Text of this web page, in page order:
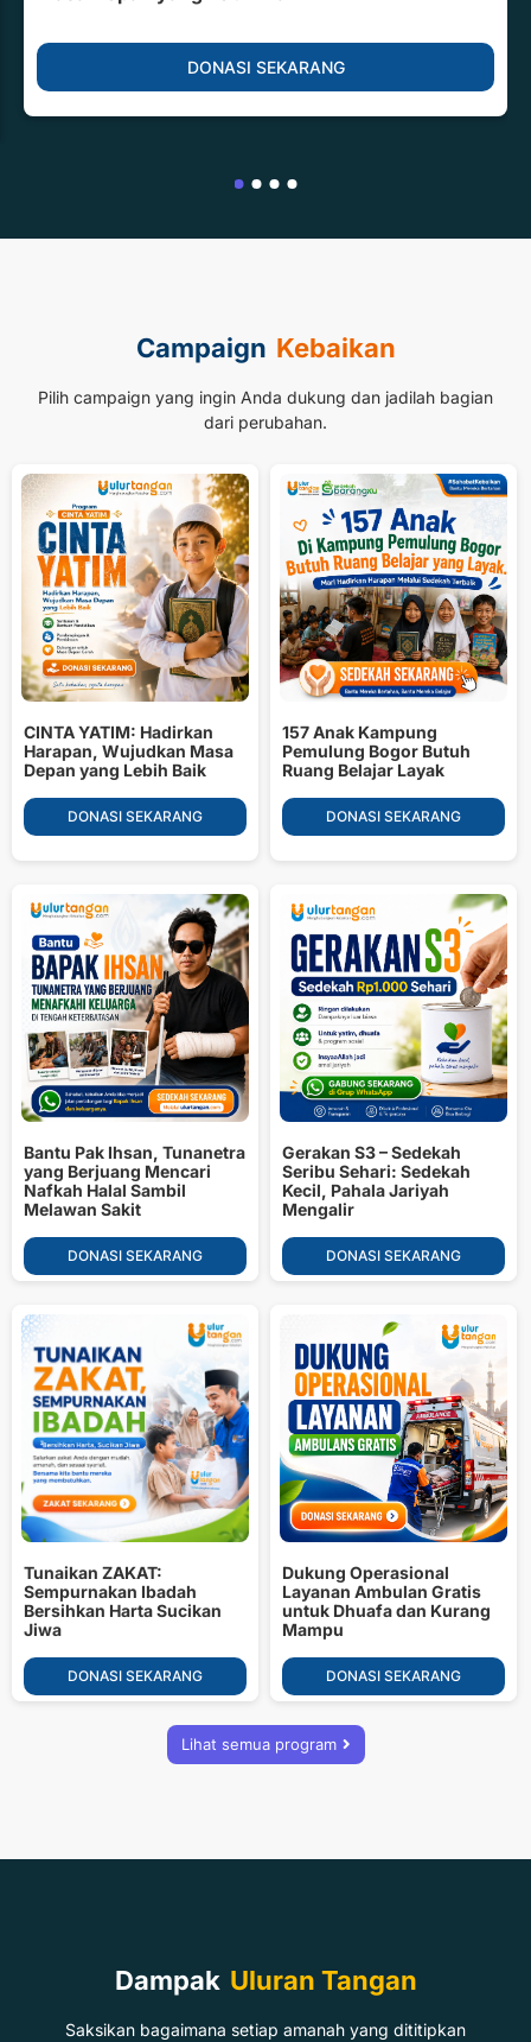
DONASI SEKARANG
Campaign Kebaikan
Pilih campaign yang ingin Anda dukung dan jadilah bagian
dari perubahan.
CINTA YATIM: Hadirkan
Harapan, Wujudkan Masa
Depan yang Lebih Baik
DONASI SEKARANG
157 Anak Kampung
Pemulung Bogor Butuh
Ruang Belajar Layak
DONASI SEKARANG
Bantu Pak Ihsan, Tunanetra
yang Berjuang Mencari
Nafkah Halal Sambil
Melawan Sakit
DONASI SEKARANG
Gerakan S3 – Sedekah
Seribu Sehari: Sedekah
Kecil, Pahala Jariyah
Mengalir
DONASI SEKARANG
Tunaikan ZAKAT:
Sempurnakan Ibadah
Bersihkan Harta Sucikan
Jiwa
DONASI SEKARANG
Dukung Operasional
Layanan Ambulan Gratis
untuk Dhuafa dan Kurang
Mampu
DONASI SEKARANG
Lihat semua program
Dampak Uluran Tangan
Saksikan bagaimana setiap amanah yang dititipkan